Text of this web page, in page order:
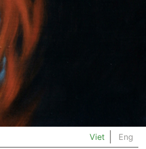
Viet Eng